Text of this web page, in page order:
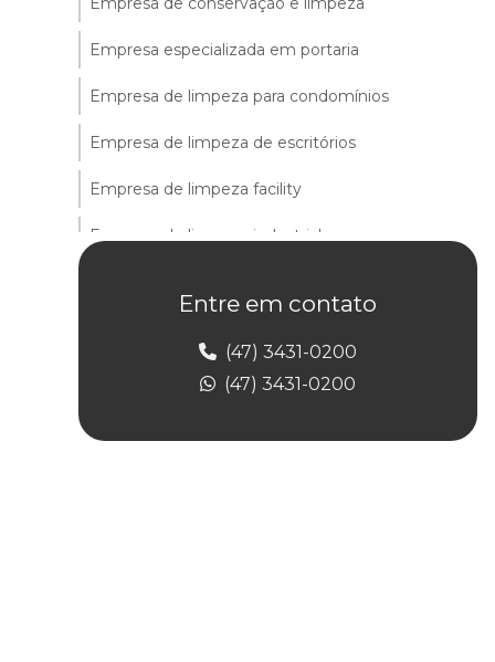
Empresa especializada em portaria
Empresa de limpeza para condomínios
Empresa de limpeza de escritórios
Empresa de limpeza facility
Empresa de limpeza industrial
Empresa de limpeza de prédios
Entre em contato
(47) 3431-0200
(47) 3431-0200